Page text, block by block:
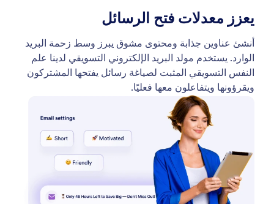
يعزز معدلات فتح الرسائل
أنشئ عناوين جذابة ومحتوى مشوق يبرز وسط زحمة البريد
الوارد. يستخدم مولد البريد الإلكتروني التسويقي لدينا علم
النفس التسويقي المثبت لصياغة رسائل يفتحها المشتركون
ويقرؤونها ويتفاعلون معها فعليًا.